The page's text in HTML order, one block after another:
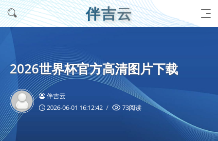
伴吉云
2026世界杯官方高清图片下载
伴吉云
2026-06-01 16:12:42
73阅读